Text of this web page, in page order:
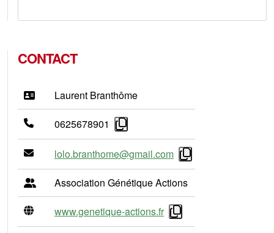
CONTACT
Laurent Branthôme
0625678901
lolo.branthome@gmail.com
Association Génétique Actions
www.genetique-actions.fr